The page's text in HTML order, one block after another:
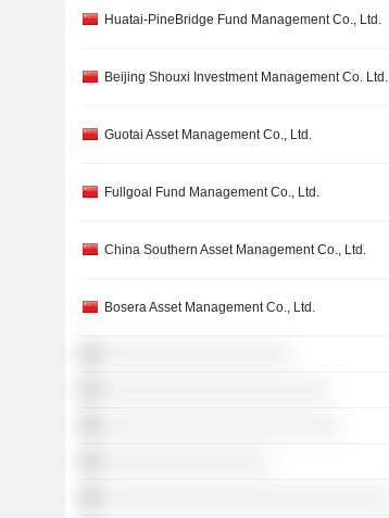
Huatai-PineBridge Fund Management Co., Ltd.
Beijing Shouxi Investment Management Co. Ltd.
Guotai Asset Management Co., Ltd.
Fullgoal Fund Management Co., Ltd.
China Southern Asset Management Co., Ltd.
Bosera Asset Management Co., Ltd.